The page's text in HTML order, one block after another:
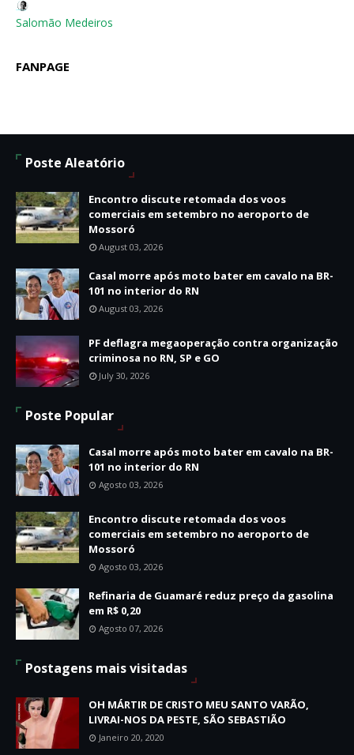
Salomão Medeiros
FANPAGE
Poste Aleatório
Encontro discute retomada dos voos
comerciais em setembro no aeroporto de
Mossoró
August 03, 2026
Casal morre após moto bater em cavalo na BR-
101 no interior do RN
August 03, 2026
PF deflagra megaoperação contra organização
criminosa no RN, SP e GO
July 30, 2026
Poste Popular
Casal morre após moto bater em cavalo na BR-
101 no interior do RN
Agosto 03, 2026
Encontro discute retomada dos voos
comerciais em setembro no aeroporto de
Mossoró
Agosto 03, 2026
Refinaria de Guamaré reduz preço da gasolina
em R$ 0,20
Agosto 07, 2026
Postagens mais visitadas
OH MÁRTIR DE CRISTO MEU SANTO VARÃO,
LIVRAI-NOS DA PESTE, SÃO SEBASTIÃO
Janeiro 20, 2020